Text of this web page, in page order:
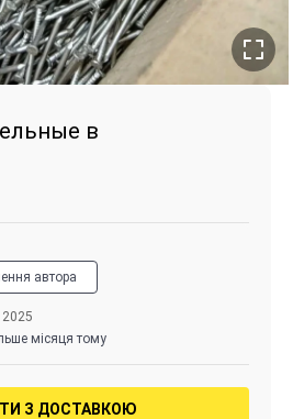
в
автора
2025
місяця тому
З ДОСТАВКОЮ